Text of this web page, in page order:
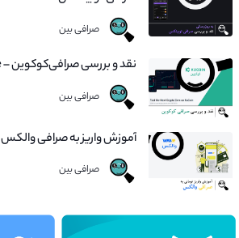
صرافی بین
نقد و بررسی صرافی‌کوکوین – Kucoin Exchange
صرافی بین
آموزش واریز به صرافی والکس
صرافی بین